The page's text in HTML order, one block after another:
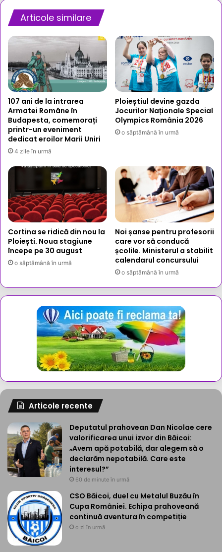
Articole similare
107 ani de la intrarea
Armatei Române în
Budapesta, comemorați
printr-un eveniment
dedicat eroilor Marii Uniri
4 zile în urmă
Ploieștiul devine gazda
Jocurilor Naționale Special
Olympics România 2026
o săptămână în urmă
Cortina se ridică din nou la
Ploiești. Noua stagiune
începe pe 30 august
o săptămână în urmă
Noi șanse pentru profesorii
care vor să conducă
școlile. Ministerul a stabilit
calendarul concursului
o săptămână în urmă
Articole recente
Deputatul prahovean Dan Nicolae cere
valorificarea unui izvor din Băicoi:
„Avem apă potabilă, dar alegem să o
declarăm nepotabilă. Care este
interesul?”
60 de minute în urmă
CSO Băicoi, duel cu Metalul Buzău în
Cupa României. Echipa prahoveană
continuă aventura în competiție
o zi în urmă